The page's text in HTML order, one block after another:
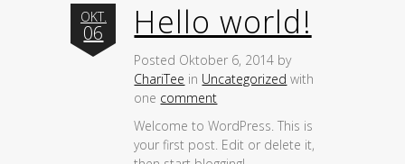
OKT.
06 Hello world!
Posted Oktober 6, 2014 by
ChariTee in Uncategorized with
one comment
Welcome to WordPress. This is
your first post. Edit or delete it,